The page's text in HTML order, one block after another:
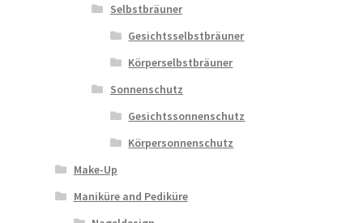
Selbstbräuner
Gesichtsselbstbräuner
Körperselbstbräuner
Sonnenschutz
Gesichtssonnenschutz
Körpersonnenschutz
Make-Up
Maniküre and Pediküre